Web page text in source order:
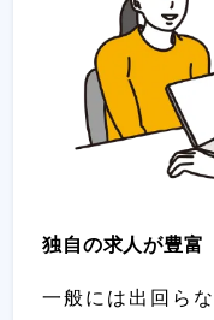
独自の求人が豊富
一般には出回ら